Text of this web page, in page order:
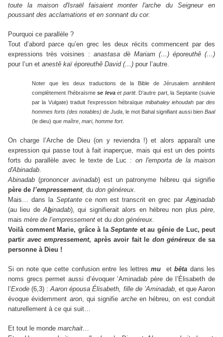
toute la maison d'Israël faisaient monter l'arche du Seigneur en
poussant des acclamations et en sonnant du cor.
Pourquoi ce parallèle ?
Tout d’abord parce qu’en grec les deux récits commencent par des
expressions très voisines : anastasa dè Mariam (…) époreuthê (…)
pour l’un et anestê kaï époreuthê David (…) pour l’autre.
Noter que les deux traductions de la Bible de Jérusalem annihilent
complètement l’hébraïsme se leva et partit. D’autre part, la Septante (suivie
par la Vulgate) traduit l’expression hébraïque mibahaley iehoudah pardes
hommes forts (des notables) de Juda , le mot Bahal signifiant aussi bien Baal
(le dieu) que maître mari, homme fort.
On charge l’Arche de Dieu (on y reviendra !) et alors apparaît une
expression qui passe tout à fait inaperçue, mais qui est un des points
forts du parallèle avec le texte de Luc :on l'emporta de la maison
d'Abinadab
Abinadab (prononcer avinadab) est un patronyme hébreu qui signifie
père de l’empressement, du don généreux
Mais… dans la Septantece nom est transcrit en grec parAminadab
(au lieu deAbinadab), qui signifierait alors en hébreu non pluspère
mais mère de l’empressement et du don généreux
Voilà comment Marie, grâce à la Septante et au génie de Luc, peut
partir avec empressement, après avoir fait le don généreuxde sa
personne à Dieu !
Si on note que cette confusion entre les lettresmu etbêta dans les
noms grecs permet aussi d’évoquer ’Aminadab père de l’Élisabeth de
l’Exode (6,3) :Aaron épousa Élisabeth, fille de ’Aminadab, et que Aaron
évoque évidemment aron, qui signifie archeen hébreu, on est conduit
naturellement à ce qui suit…
Et tout le monde marchait